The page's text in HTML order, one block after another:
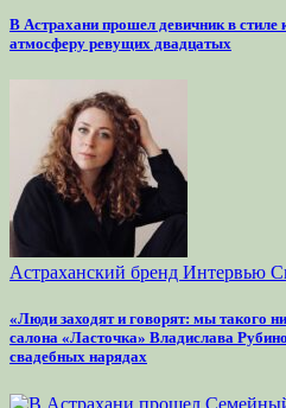
В Астрахани прошел девичник в стиле
атмосферу ревущих двадцатых
Астраханский бренд Интервью
«Люди заходят и говорят: мы такого
салона «Ласточка» Владислава
свадебных нарядах